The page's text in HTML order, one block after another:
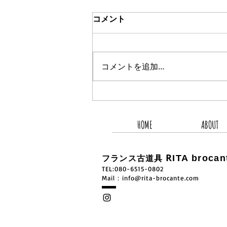
コメント
コメントを追加…
HOME ABOUT
フランス古道具 RITA
TEL:080-6515-0802
​Mail：info@rita-brocante.com